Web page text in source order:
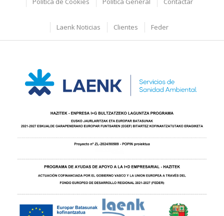
Laenk Noticias Clientes Feder